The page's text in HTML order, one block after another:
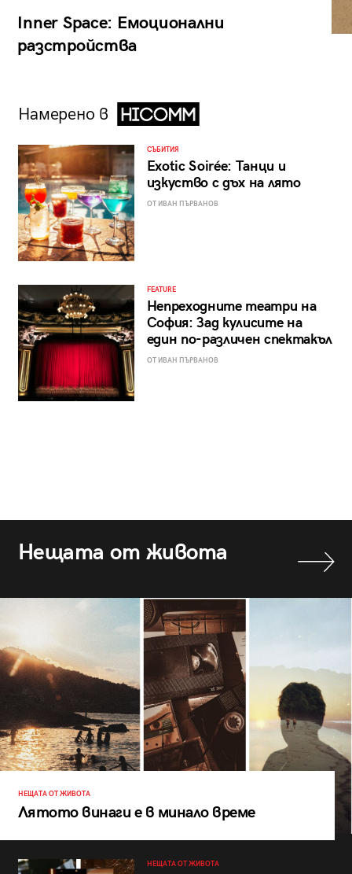
Inner Space: Емоционални
разстройства
Намерено в
СЪБИТИЯ
Exotic Soirée: Танци и
изкуство с дъх на лято
ОТ ИВАН ПЪРВАНОВ
FEATURE
Непреходните театри на
София: Зад кулисите на
един по-различен спектакъл
ОТ ИВАН ПЪРВАНОВ
Нещата от живота
НЕЩАТА ОТ ЖИВОТА
Лятото винаги е в минало време
НЕЩАТА ОТ ЖИВОТА